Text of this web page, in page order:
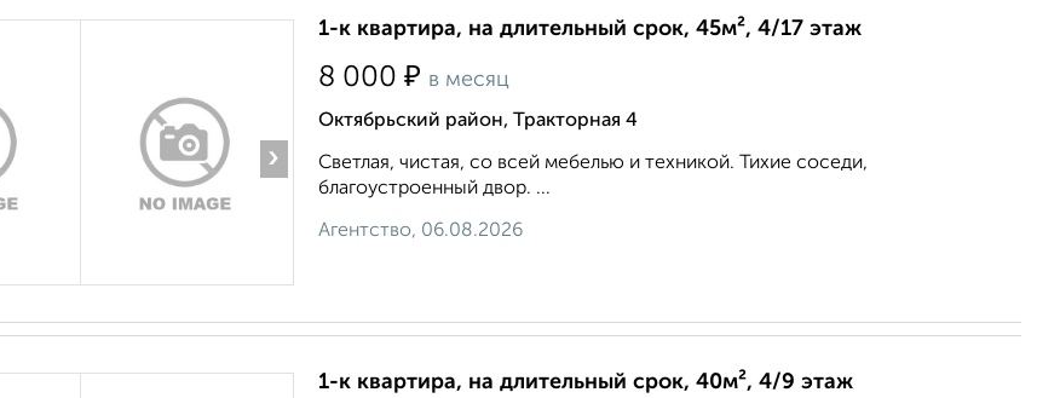
›
1-к квартира, на длительный срок, 45м², 4/17 этаж
8 000 ₽ в месяц
Октябрьский район, Тракторная 4
Светлая, чистая, со всей мебелью и техникой. Тихие соседи,
благоустроенный двор. ...
Агентство, 06.08.2026
1-к квартира, на длительный срок, 40м², 4/9 этаж